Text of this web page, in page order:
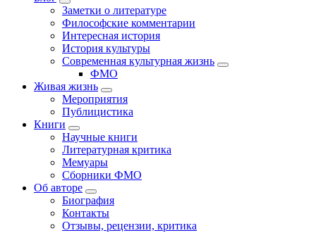
Заметки о литературе
Философские комментарии
Интересная история
История культуры
Современная культурная жизнь
ФМО
Живая жизнь
Мероприятия
Публицистика
Книги
Научные книги
Литературная критика
Мемуары
Сборники ФМО
Об авторе
Биография
Контакты
Отзывы, рецензии, критика